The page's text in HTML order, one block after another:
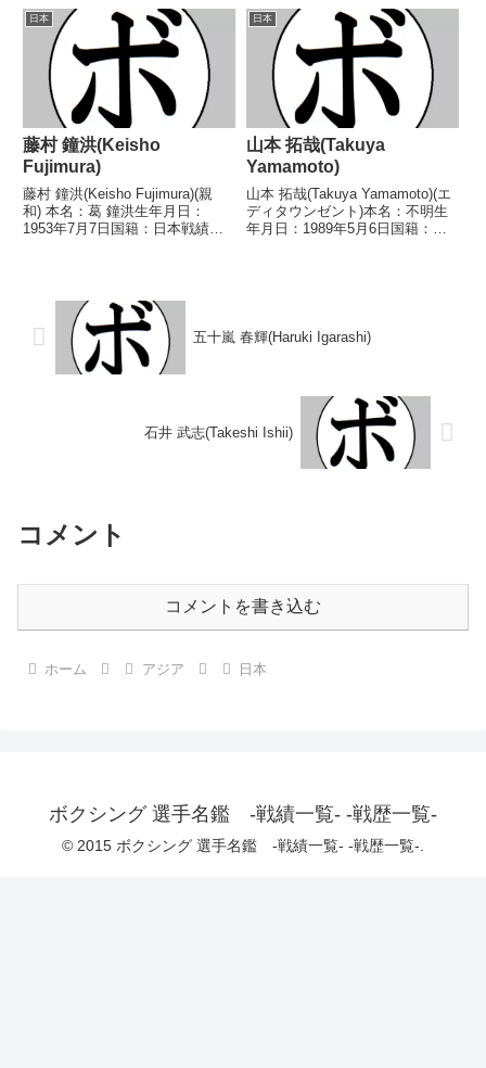
不明) 柏木 忠四(笹
崎)1948/05/22 ○4...
ル】なし 【戦歴】1964/04/17
○4R判定 (採点不明) 和泉 仁秋
(革新)1...
日本
藤村 鐘洪(Keisho
Fujimura)
藤村 鐘洪(Keisho Fujimura)(親
和) 本名：葛 鐘洪生年月日：
1953年7月7日国籍：日本戦績：8
○4R判定 (採...
日本
山本 拓哉(Takuya
Yamamoto)
山本 拓哉(Takuya Yamamoto)(エ
ディタウンゼント)本名：不明生
年月日：1989年5月6日国籍：日
五十嵐 春輝(Haruki Igarashi)
石井 武志(Takeshi Ishii)
コメント
コメントを書き込む
ホーム アジア 日本
ボクシング 選手名鑑 -戦績一覧- -戦歴一覧-
© 2015 ボクシング 選手名鑑 -戦績一覧- -戦歴一覧-.